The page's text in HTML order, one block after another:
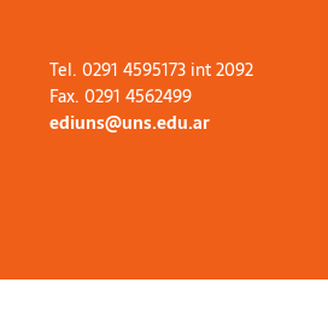
Tel. 0291 4595173 int 2092
Fax. 0291 4562499
ediuns@uns.edu.ar